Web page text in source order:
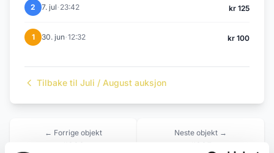
2 7. jul· 23:42 kr 125
1 30. jun·12:32 kr 100
Tilbake til Juli / August auksjon
← Forrige objekt Neste objekt →